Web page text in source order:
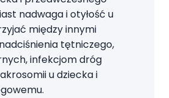
nadwaga i otyłość u
między innymi
tętniczego,
infekcjom dróg
u dziecka i